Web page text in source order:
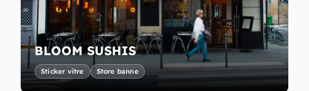
BLOOM SUSHIS
Sticker vitre Store banne